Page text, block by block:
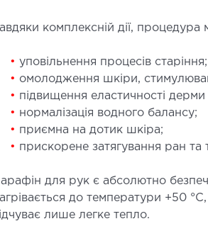
СУДИННА ХІРУРГІЯ
хірургія
ПЕДІАТРІЯ
послуги
комплексній дії,
• уповільнення процесів старіння;
• омолодження шкіри,
• підвищення еластичності дерми
• нормалізація водного балансу;
• приємна на дотик шкіра;
• прискорене затягування ран та
для рук є абсолютно
до температури +50
лише легке тепло.